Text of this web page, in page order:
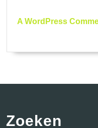
A WordPress
Zoeken